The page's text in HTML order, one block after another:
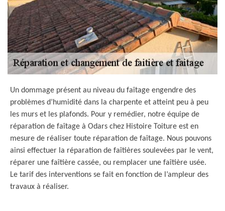
Un dommage présent au niveau du faîtage engendre des
problèmes d’humidité dans la charpente et atteint peu à peu
les murs et les plafonds. Pour y remédier, notre équipe de
réparation de faîtage à Odars chez Histoire Toiture est en
mesure de réaliser toute réparation de faîtage. Nous pouvons
ainsi effectuer la réparation de faîtières soulevées par le vent,
réparer une faîtière cassée, ou remplacer une faîtière usée.
Le tarif des interventions se fait en fonction de l’ampleur des
travaux à réaliser.